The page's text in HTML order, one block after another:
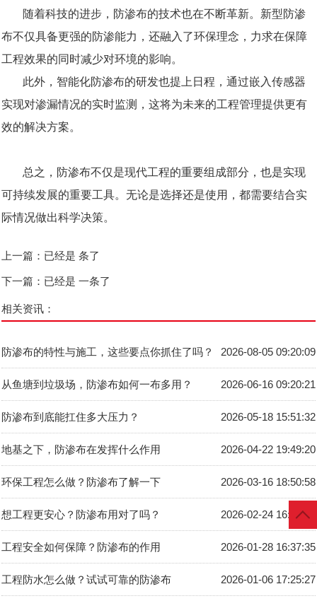
随着科技的进步，防渗布的技术也在不断革新。新型防渗
布不仅具备更强的防渗能力，还融入了环保理念，力求在保障
工程效果的同时减少对环境的影响。
此外，智能化防渗布的研发也提上日程，通过嵌入传感器
实现对渗漏情况的实时监测，这将为未来的工程管理提供更有
效的解决方案。
总之，防渗布不仅是现代工程的重要组成部分，也是实现
可持续发展的重要工具。无论是选择还是使用，都需要结合实
际情况做出科学决策。
上一篇：已经是 条了
下一篇：已经是 一条了
相关资讯：
2026-08-05 09:20:09
防渗布的特性与施工，这些要点你抓住了吗？
2026-06-16 09:20:21
从鱼塘到垃圾场，防渗布如何一布多用？
2026-05-18 15:51:32
防渗布到底能扛住多大压力？
2026-04-22 19:49:20
地基之下，防渗布在发挥什么作用
2026-03-16 18:50:58
环保工程怎么做？防渗布了解一下
2026-02-24 16:04:26
想工程更安心？防渗布用对了吗？
2026-01-28 16:37:35
工程安全如何保障？防渗布的作用
2026-01-06 17:25:27
工程防水怎么做？试试可靠的防渗布